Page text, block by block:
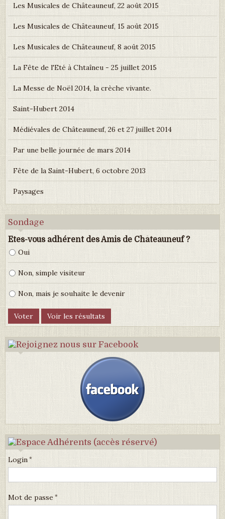
Les Musicales de Châteauneuf, 22 août 2015
Les Musicales de Châteauneuf, 15 août 2015
Les Musicales de Châteauneuf, 8 août 2015
La Fête de l'Eté à Chtaîneu - 25 juillet 2015
La Messe de Noël 2014, la crèche vivante.
Saint-Hubert 2014
Médiévales de Châteauneuf, 26 et 27 juillet 2014
Par une belle journée de mars 2014
Fête de la Saint-Hubert, 6 octobre 2013
Paysages
Sondage
Etes-vous adhérent des Amis de Châteauneuf ?
Oui
Non, simple visiteur
Non, mais je souhaite le devenir
Login
Mot de passe